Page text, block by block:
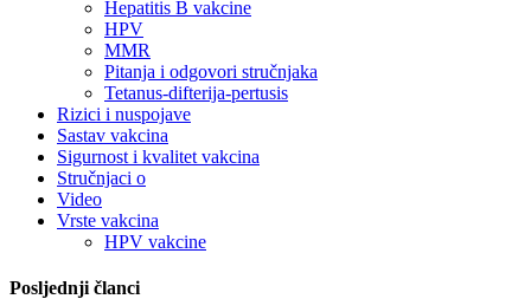
Hepatitis B vakcine
HPV
MMR
Pitanja i odgovori stručnjaka
Tetanus-difterija-pertusis
Rizici i nuspojave
Sastav vakcina
Sigurnost i kvalitet vakcina
Stručnjaci o
Video
Vrste vakcina
HPV vakcine
Posljednji članci